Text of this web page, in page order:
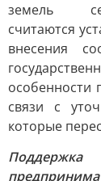
земель
считаются
внесения
особенности
связи с
которые